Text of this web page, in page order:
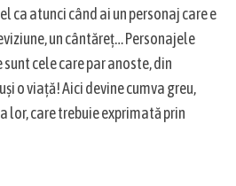
ca atunci când ai un personaj care e
un cântăreț… Personajele
cele care par anoste, din
o viață! Aici devine cumva greu,
lor, care trebuie exprimată prin